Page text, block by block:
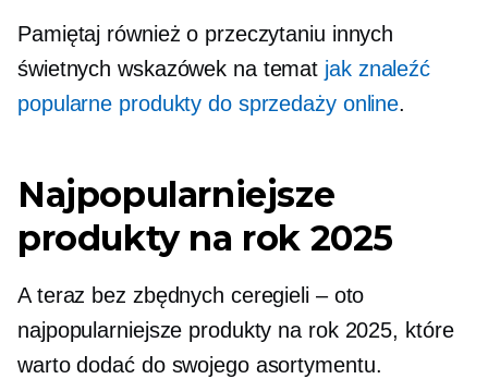
Pamiętaj również o przeczytaniu innych
świetnych wskazówek na temat jak znaleźć
popularne produkty do sprzedaży online.
Najpopularniejsze
produkty na rok 2025
A teraz bez zbędnych ceregieli – oto
najpopularniejsze produkty na rok 2025, które
warto dodać do swojego asortymentu.